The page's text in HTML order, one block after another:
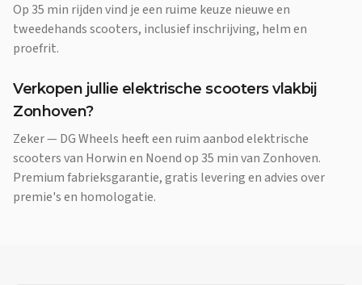
Op 35 min rijden vind je een ruime keuze nieuwe en
tweedehands scooters, inclusief inschrijving, helm en
proefrit.
Verkopen jullie elektrische scooters vlakbij
Zonhoven?
Zeker — DG Wheels heeft een ruim aanbod elektrische
scooters van Horwin en Noend op 35 min van Zonhoven.
Premium fabrieksgarantie, gratis levering en advies over
premie's en homologatie.